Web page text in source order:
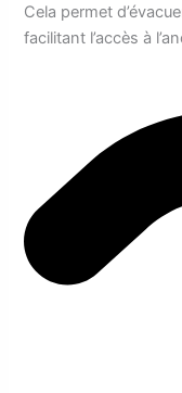
Cela permet
facilitant l’accès à